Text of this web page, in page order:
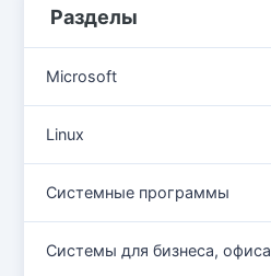
Разделы
Microsoft
Linux
Системные программы
Системы для бизнеса, офиса